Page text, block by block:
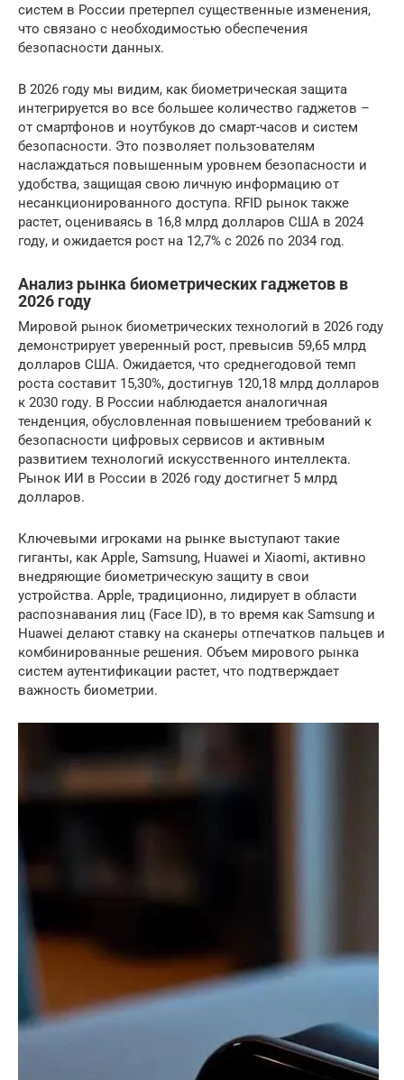
систем в России претерпел существенные изменения,
что связано с необходимостью обеспечения
безопасности данных.
В 2026 году мы видим, как биометрическая защита
интегрируется во все большее количество гаджетов –
от смартфонов и ноутбуков до смарт-часов и систем
безопасности. Это позволяет пользователям
наслаждаться повышенным уровнем безопасности и
удобства, защищая свою личную информацию от
несанкционированного доступа. RFID рынок также
растет, оцениваясь в 16,8 млрд долларов США в 2024
году, и ожидается рост на 12,7% с 2026 по 2034 год.
Анализ рынка биометрических гаджетов в
2026 году
Мировой рынок биометрических технологий в 2026 году
демонстрирует уверенный рост, превысив 59,65 млрд
долларов США. Ожидается, что среднегодовой темп
роста составит 15,30%, достигнув 120,18 млрд долларов
к 2030 году. В России наблюдается аналогичная
тенденция, обусловленная повышением требований к
безопасности цифровых сервисов и активным
развитием технологий искусственного интеллекта.
Рынок ИИ в России в 2026 году достигнет 5 млрд
долларов.
Ключевыми игроками на рынке выступают такие
гиганты, как Apple, Samsung, Huawei и Xiaomi, активно
внедряющие биометрическую защиту в свои
устройства. Apple, традиционно, лидирует в области
распознавания лиц (Face ID), в то время как Samsung и
Huawei делают ставку на сканеры отпечатков пальцев и
комбинированные решения. Объем мирового рынка
систем аутентификации растет, что подтверждает
важность биометрии.